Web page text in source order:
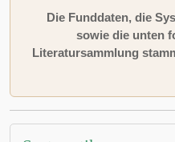
Die Funddaten, die
sowie die unten
Literatursammlung